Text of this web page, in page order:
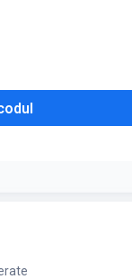
lei. Stoc limitat